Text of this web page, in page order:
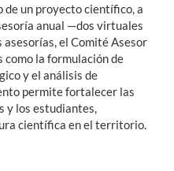
un proyecto científico, a
anual —dos virtuales
el Comité Asesor
como la formulación de
y el análisis de
permite fortalecer las
y los estudiantes,
científica en el territorio.